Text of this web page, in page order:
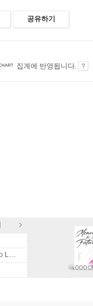
공유하기
집계에 반영됩니다.
엔시티 위시 (NCT WISH) [Ode to Love]